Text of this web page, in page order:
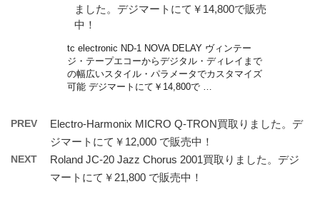
ました。デジマートにて￥14,800で販売
中！
tc electronic ND-1 NOVA DELAY ヴィンテー
ジ・テープエコーからデジタル・ディレイまで
の幅広いスタイル・パラメータでカスタマイズ
可能 デジマートにて￥14,800で …
PREV
Electro-Harmonix MICRO Q-TRON買取りました。デ
ジマートにて￥12,000 で販売中！
NEXT
Roland JC-20 Jazz Chorus 2001買取りました。デジ
マートにて￥21,800 で販売中！